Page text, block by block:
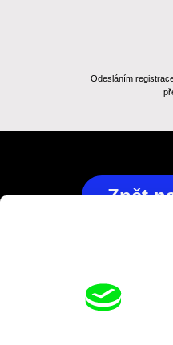
Odesláním
Zpět
Projekt Vizuální
0380000313) byl